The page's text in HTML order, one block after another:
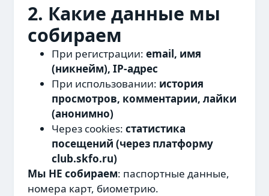
2. Какие данные мы
собираем
При регистрации: email, имя
(никнейм), IP-адрес
При использовании: история
просмотров, комментарии, лайки
(анонимно)
Через cookies: статистика
посещений (через платформу
club.skfo.ru)
Мы НЕ собираем: паспортные данные,
номера карт, биометрию.